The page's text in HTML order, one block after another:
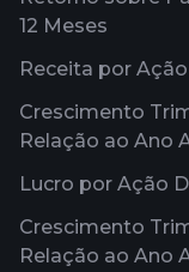
12 Meses
Receita por
Crescimento
Relação ao Ano
Lucro por Ação
Crescimento
Relação ao Ano